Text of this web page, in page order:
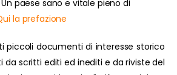
paese sano e vitale pieno di
la prefazione
piccoli documenti di interesse storico
da scritti editi ed inediti e da riviste del